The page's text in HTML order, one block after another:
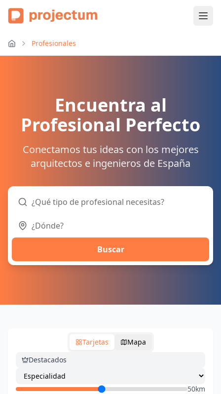
Profesionales
Encuentra al
Profesional Perfecto
Conectamos tus ideas con los mejores
arquitectos e ingenieros de España
Buscar
Tarjetas
Mapa
Destacados
50km